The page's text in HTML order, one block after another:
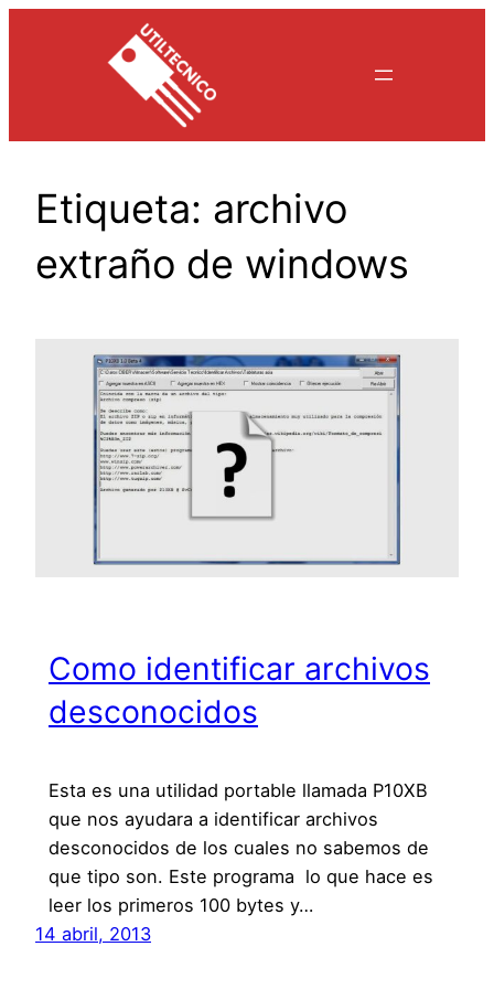
Etiqueta: archivo
extraño de windows
Como identificar archivos
desconocidos
Esta es una utilidad portable llamada P10XB
que nos ayudara a identificar archivos
desconocidos de los cuales no sabemos de
que tipo son. Este programa lo que hace es
leer los primeros 100 bytes y…
14 abril, 2013